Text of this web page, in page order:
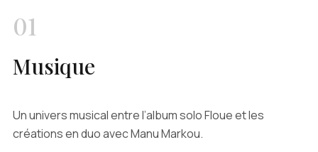
01
Musique
Un univers musical entre l’album solo Floue et les
créations en duo avec Manu Markou.